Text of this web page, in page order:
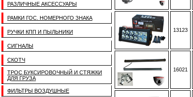
РАЗЛИЧНЫЕ АКСЕССУАРЫ
РАМКИ ГОС. НОМЕРНОГО ЗНАКА
РУЧКИ КПП И ПЫЛЬНИКИ
СИГНАЛЫ
СКОТЧ
ТРОС БУКСИРОВОЧНЫЙ И СТЯЖКИ
ДЛЯ ГРУЗА
ФИЛЬТРЫ ВОЗДУШНЫЕ
13123
16021